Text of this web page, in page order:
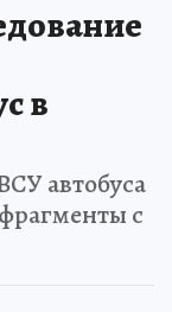
в
автобуса
с